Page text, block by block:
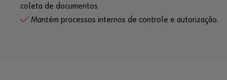
coleta de documentos
Mantém processos internos de controle e autorização.